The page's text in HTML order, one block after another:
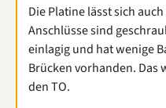
Die Platine lässt sich
Anschlüsse sind
einlagig und hat wenige
Brücken vorhanden. Das
den TO.